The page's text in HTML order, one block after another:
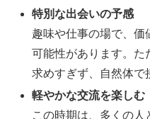
特別な出会いの予感
趣味や仕事の場で、価
可能性があります。た
求めすぎず、自然体で
軽やかな交流を楽しむ
この時期は、多くの人